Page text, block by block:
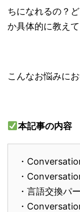
ちになれるの？
か具体的に教えて
こんなお悩みにお
本記事の内容
・
・
・言語交換パ
・